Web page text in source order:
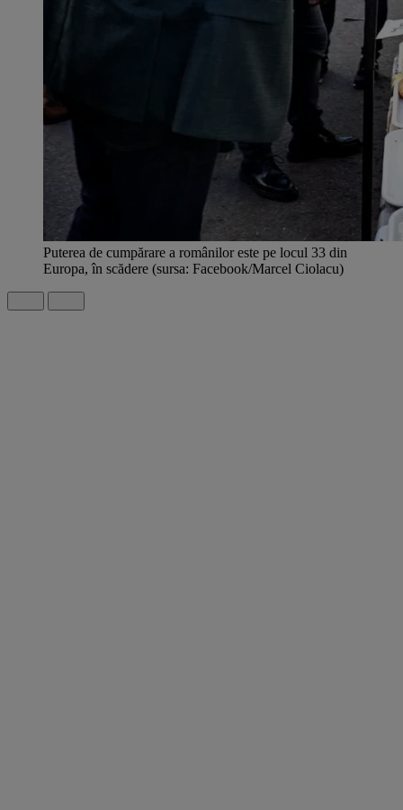
Puterea de cumpărare a românilor este pe locul 33 din
Europa, în scădere (sursa: Facebook/Marcel Ciolacu)